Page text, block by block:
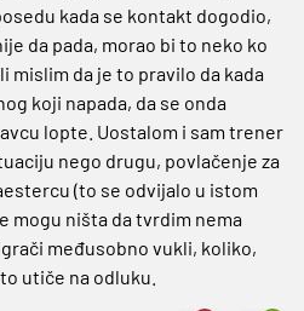
kada se kontakt dogodio,
da pada, morao bi to neko ko
mislim da je to pravilo da kada
koji napada, da se onda
lopte. Uostalom i sam trener
nego drugu, povlačenje za
(to se odvijalo u istom
mogu ništa da tvrdim nema
međusobno vukli, koliko,
utiče na odluku.